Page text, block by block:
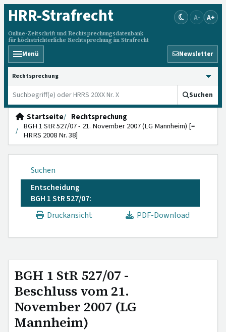
HRR-Strafrecht
Online-Zeitschrift und Rechtsprechungsdatenbank
für höchstrichterliche Rechtsprechung im Strafrecht
A- A+
Menü Newsletter
HRRS durchsuchen
Suchen
Startseite
Rechtsprechung
BGH 1 StR 527/07 - 21. November 2007 (LG Mannheim) [=
HRRS 2008 Nr. 38]
Suchen
Entscheidung
BGH 1 StR 527/07:
Druckansicht
PDF-Download
BGH 1 StR 527/07 -
Beschluss vom 21.
November 2007 (LG
Mannheim)